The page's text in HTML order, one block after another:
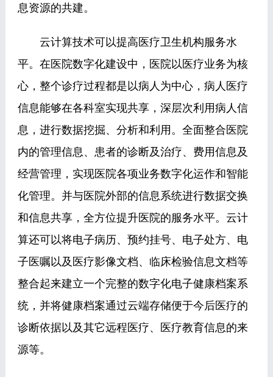
息资源的共建。
云计算技术可以提高医疗卫生机构服务水
平。在医院数字化建设中，医院以医疗业务为核
心，整个诊疗过程都是以病人为中心，病人医疗
信息能够在各科室实现共享，深层次利用病人信
息，进行数据挖掘、分析和利用。全面整合医院
内的管理信息、患者的诊断及治疗、费用信息及
经营管理，实现医院各项业务数字化运作和智能
化管理。并与医院外部的信息系统进行数据交换
和信息共享，全方位提升医院的服务水平。云计
算还可以将电子病历、预约挂号、电子处方、电
子医嘱以及医疗影像文档、临床检验信息文档等
整合起来建立一个完整的数字化电子健康档案系
统，并将健康档案通过云端存储便于今后医疗的
诊断依据以及其它远程医疗、医疗教育信息的来
源等。